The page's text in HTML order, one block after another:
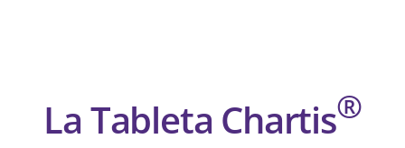
La Tableta Chartis®